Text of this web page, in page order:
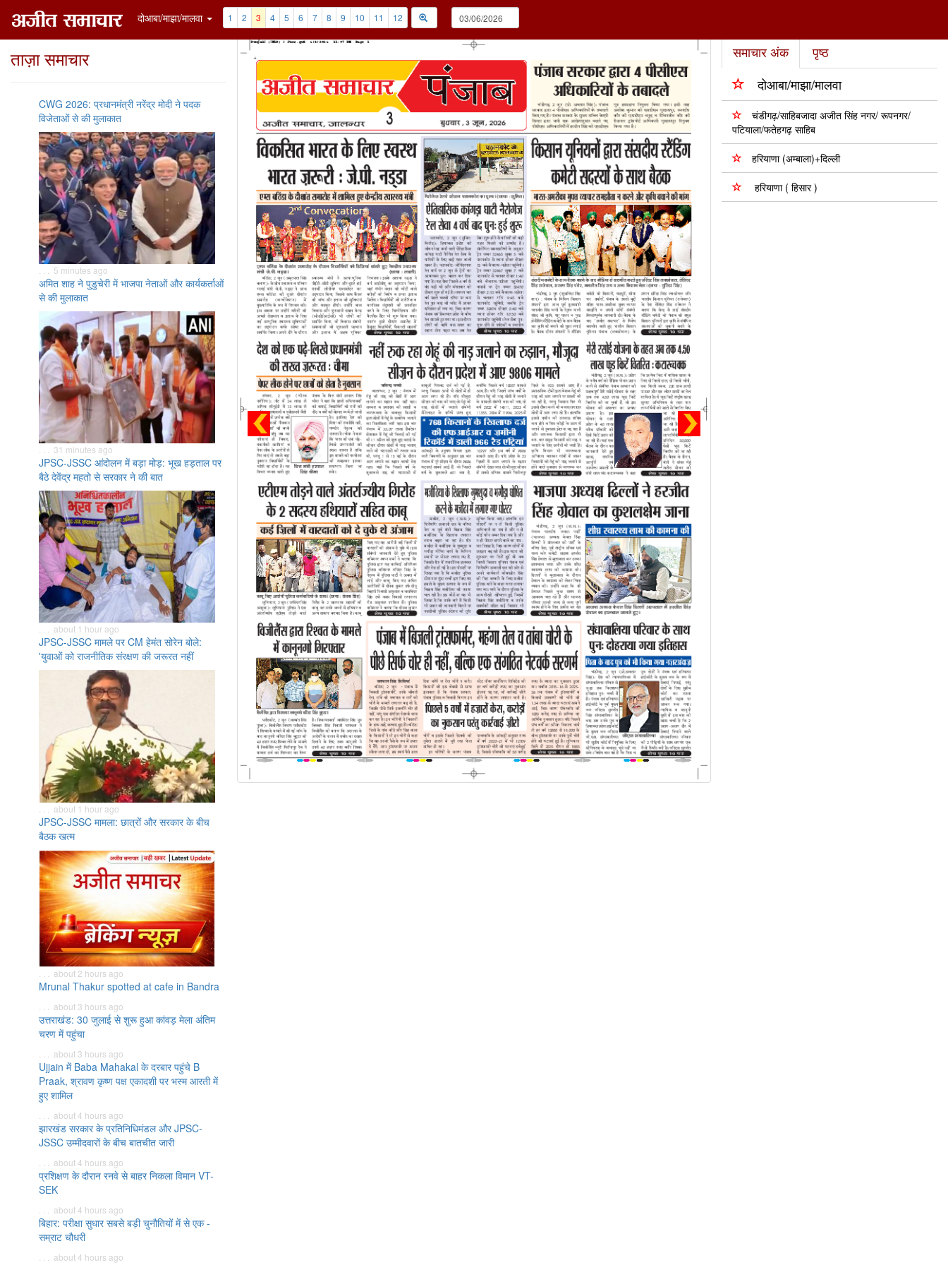
दोआबा/माझा/मालवा 1 2 3 4 5 6 7 8 9 10 11 12
ताज़ा समाचार
CWG 2026: प्रधानमंत्री नरेंद्र मोदी ने पदक
विजेताओं से की मुलाकात
. . . 5 minutes ago
अमित शाह ने पुडुचेरी में भाजपा नेताओं और कार्यकर्ताओं
से की मुलाकात
. . . 31 minutes ago
JPSC-JSSC आंदोलन में बड़ा मोड़: भूख हड़ताल पर
बैठे देवेंद्र महतो से सरकार ने की बात
. . . about 1 hour ago
JPSC-JSSC मामले पर CM हेमंत सोरेन बोले:
'युवाओं को राजनीतिक संरक्षण की जरूरत नहीं
. . . about 1 hour ago
JPSC-JSSC मामला: छात्रों और सरकार के बीच
बैठक खत्म
. . . about 2 hours ago
Mrunal Thakur spotted at cafe in Bandra
. . . about 3 hours ago
उत्तराखंड: 30 जुलाई से शुरू हुआ कांवड़ मेला अंतिम
चरण में पहुंचा
. . . about 3 hours ago
Ujjain में Baba Mahakal के दरबार पहुंचे B
Praak, श्रावण कृष्ण पक्ष एकादशी पर भस्म आरती में
हुए शामिल
. . . about 4 hours ago
झारखंड सरकार के प्रतिनिधिमंडल और JPSC-
JSSC उम्मीदवारों के बीच बातचीत जारी
. . . about 4 hours ago
प्रशिक्षण के दौरान रनवे से बाहर निकला विमान VT-
SEK
. . . about 4 hours ago
बिहार: परीक्षा सुधार सबसे बड़ी चुनौतियों में से एक -
सम्राट चौधरी
. . . about 4 hours ago
समाचार अंक
पृष्ठ
दोआबा/माझा/मालवा
चंडीगढ़/साहिबजादा अजीत सिंह नगर/ रूपनगर/
पटियाला/फतेहगढ़ साहिब
हरियाणा (अम्बाला)+दिल्ली
हरियाणा ( हिसार )